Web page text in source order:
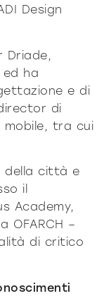
Design
ed ha
e di
di
mobile, tra cui
città e
il
Academy,
–
di critico